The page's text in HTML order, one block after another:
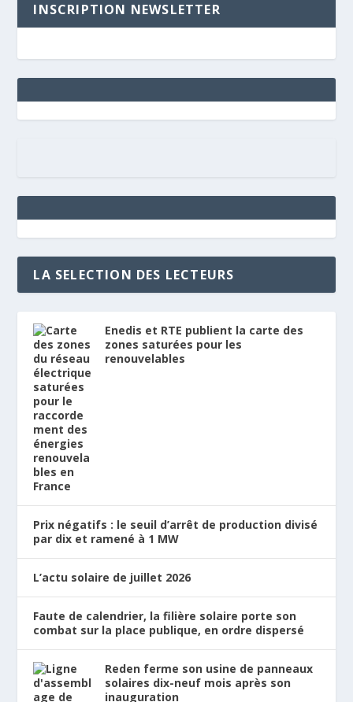
INSCRIPTION NEWSLETTER
LA SELECTION DES LECTEURS
Enedis et RTE publient la carte des
zones saturées pour les
renouvelables
Prix négatifs : le seuil d’arrêt de production divisé
par dix et ramené à 1 MW
L’actu solaire de juillet 2026
Faute de calendrier, la filière solaire porte son
combat sur la place publique, en ordre dispersé
Reden ferme son usine de panneaux
solaires dix-neuf mois après son
inauguration